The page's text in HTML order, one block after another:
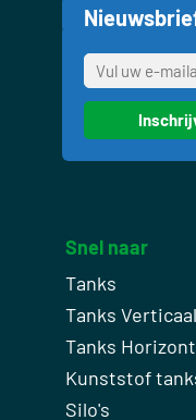
Snel naar
Tanks
Tanks Verticaal
Tanks
Kunststof
Silo's